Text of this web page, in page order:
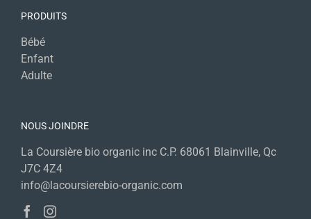
PRODUITS
Bébé
Enfant
Adulte
NOUS JOINDRE
La Coursière bio organic inc C.P. 68061 Blainville, Qc
J7C 4Z4
info@lacoursierebio-organic.com